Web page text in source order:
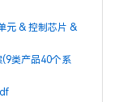
元 & 控制芯片 &
(9类产品40个系